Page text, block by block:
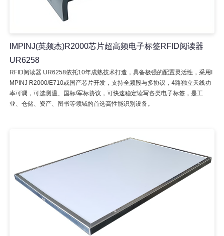
IMPINJ(英频杰)R2000芯片超高频电子标签RFID阅读器
UR6258
RFID阅读器 UR6258依托10年成熟技术打造，具备极强的配置灵活性，采用I
MPINJ R2000/E710或国产芯片开发，支持全频段与多协议，4路独立天线功
率可调，可选测温、国标/军标协议，可快速稳定读写各类电子标签，是工
业、仓储、资产、图书等领域的首选高性能识别设备。